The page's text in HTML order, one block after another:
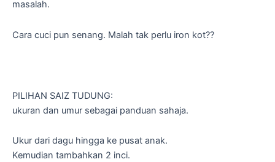
masalah.
Cara cuci pun senang. Malah tak perlu iron kot??
PILIHAN SAIZ TUDUNG:
ukuran dan umur sebagai panduan sahaja.
Ukur dari dagu hingga ke pusat anak.
Kemudian tambahkan 2 inci.